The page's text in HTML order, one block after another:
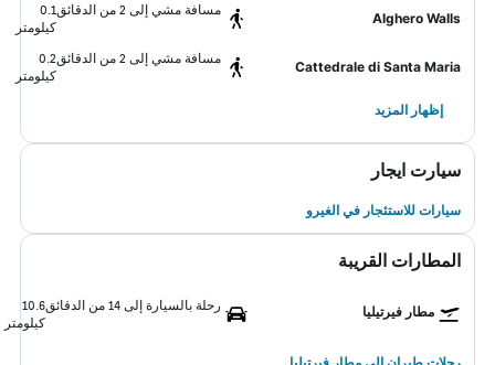
Alghero Walls
مسافة مشي إلى 2 من الدقائق
0.1
كيلومتر
Cattedrale di Santa Maria
مسافة مشي إلى 2 من الدقائق
0.2
كيلومتر
إظهار المزيد
سيارت ايجار
سيارات للاستئجار في الغيرو
المطارات القريبة
مطار فيرتيليا رحلة بالسيارة إلى 14 من الدقائق
10.6
كيلومتر